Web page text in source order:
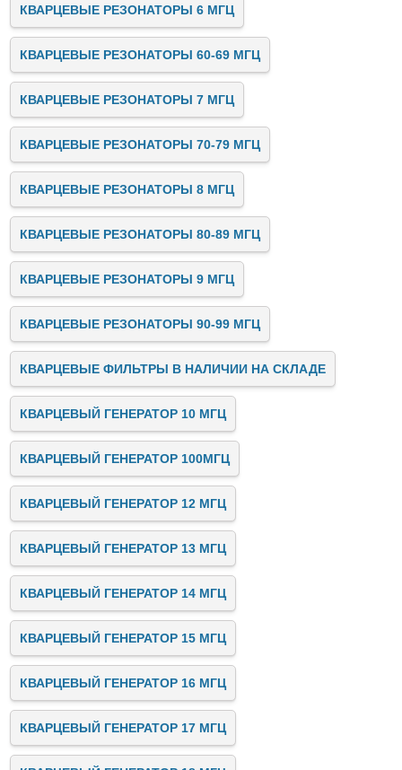
КВАРЦЕВЫЕ РЕЗОНАТОРЫ 6 МГЦ
КВАРЦЕВЫЕ РЕЗОНАТОРЫ 60-69 МГЦ
КВАРЦЕВЫЕ РЕЗОНАТОРЫ 7 МГЦ
КВАРЦЕВЫЕ РЕЗОНАТОРЫ 70-79 МГЦ
КВАРЦЕВЫЕ РЕЗОНАТОРЫ 8 МГЦ
КВАРЦЕВЫЕ РЕЗОНАТОРЫ 80-89 МГЦ
КВАРЦЕВЫЕ РЕЗОНАТОРЫ 9 МГЦ
КВАРЦЕВЫЕ РЕЗОНАТОРЫ 90-99 МГЦ
КВАРЦЕВЫЕ ФИЛЬТРЫ В НАЛИЧИИ НА СКЛАДЕ
КВАРЦЕВЫЙ ГЕНЕРАТОР 10 МГЦ
КВАРЦЕВЫЙ ГЕНЕРАТОР 100МГЦ
КВАРЦЕВЫЙ ГЕНЕРАТОР 12 МГЦ
КВАРЦЕВЫЙ ГЕНЕРАТОР 13 МГЦ
КВАРЦЕВЫЙ ГЕНЕРАТОР 14 МГЦ
КВАРЦЕВЫЙ ГЕНЕРАТОР 15 МГЦ
КВАРЦЕВЫЙ ГЕНЕРАТОР 16 МГЦ
КВАРЦЕВЫЙ ГЕНЕРАТОР 17 МГЦ